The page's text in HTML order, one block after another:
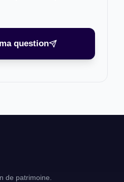
question
de patrimoine.